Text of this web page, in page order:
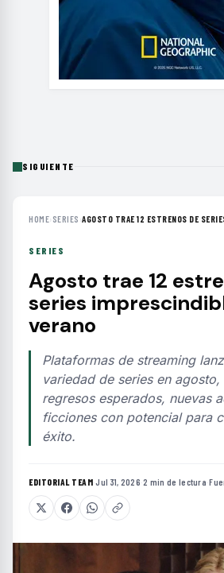
SIGUIENTE
HOME› SERIES ›AGOSTO TRAE 12 ESTRENOS DE
SERIES
Agosto trae 12
series
verano
Plataformas de streaming
variedad de series en
regresos esperados, nuevas
ficciones con potencial para
éxito.
EDITORIAL TEAM·Jul 31, 2026·2 min de lectura·